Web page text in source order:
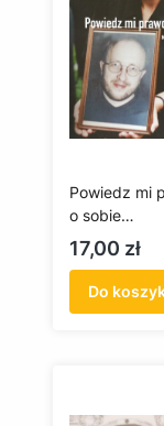
Powiedz mi
o sobie
(antykwariat)
Cena
17,00 zł
Do